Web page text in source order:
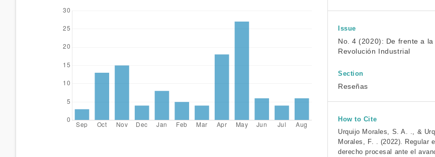
Issue
No. 4 (2020): De frente a la
Revolución Industrial
Section
Reseñas
How to Cite
Urquijo Morales, S. A. ., &
Morales, F. . (2022). Regular
derecho procesal ante el